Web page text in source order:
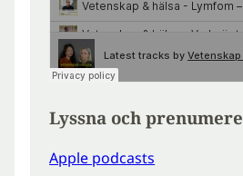
Lyssna och
Apple podcasts